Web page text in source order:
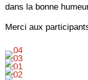
dans la bonne
Merci aux